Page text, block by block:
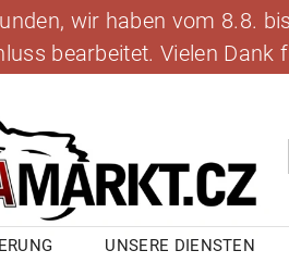
wir haben vom 8.8.
bearbeitet. Vielen
UNSERE DIENSTEN